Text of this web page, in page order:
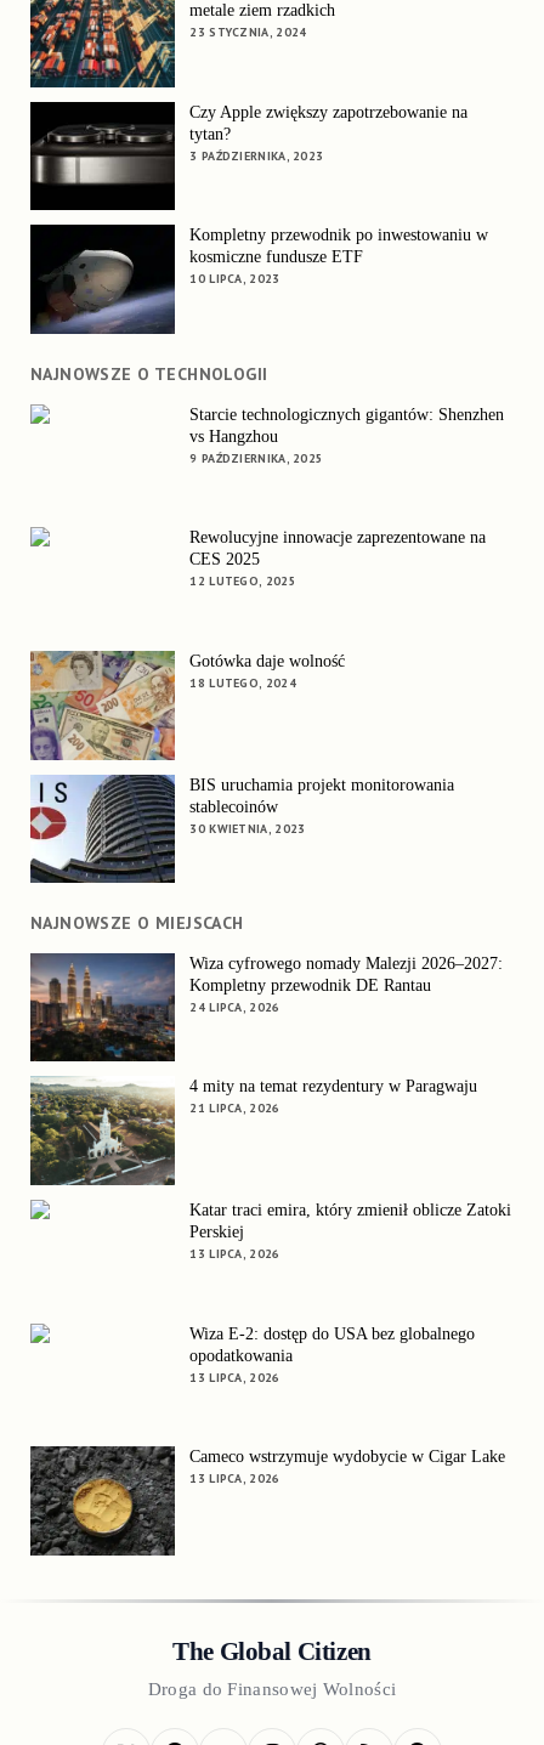
metale ziem rzadkich
23 STYCZNIA, 2024
Czy Apple zwiększy zapotrzebowanie na
tytan?
3 PAŹDZIERNIKA, 2023
Kompletny przewodnik po inwestowaniu w
kosmiczne fundusze ETF
10 LIPCA, 2023
NAJNOWSZE O TECHNOLOGII
Starcie technologicznych gigantów: Shenzhen
vs Hangzhou
9 PAŹDZIERNIKA, 2025
Rewolucyjne innowacje zaprezentowane na
CES 2025
12 LUTEGO, 2025
Gotówka daje wolność
18 LUTEGO, 2024
BIS uruchamia projekt monitorowania
stablecoinów
30 KWIETNIA, 2023
NAJNOWSZE O MIEJSCACH
Wiza cyfrowego nomady Malezji 2026–2027:
Kompletny przewodnik DE Rantau
24 LIPCA, 2026
4 mity na temat rezydentury w Paragwaju
21 LIPCA, 2026
Katar traci emira, który zmienił oblicze Zatoki
Perskiej
13 LIPCA, 2026
Wiza E-2: dostęp do USA bez globalnego
opodatkowania
13 LIPCA, 2026
Cameco wstrzymuje wydobycie w Cigar Lake
13 LIPCA, 2026
The Global Citizen
Droga do Finansowej Wolności